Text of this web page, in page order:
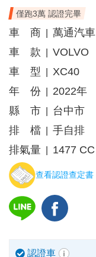
僅跑3萬 認證完畢
車 商
萬通汽車
車 款
VOLVO
車 型
XC40
年 份
2022年
縣 市
台中市
排 檔
手自排
排氣量
1477 CC
查看認證查定書
認證車